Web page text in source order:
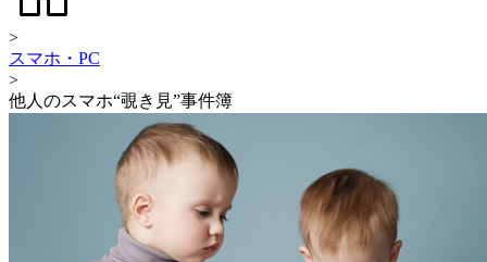
>
スマホ・PC
>
他人のスマホ“覗き見”事件簿